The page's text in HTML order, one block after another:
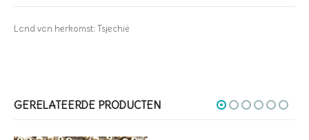
Land van herkomst: Tsjechië
GERELATEERDE PRODUCTEN